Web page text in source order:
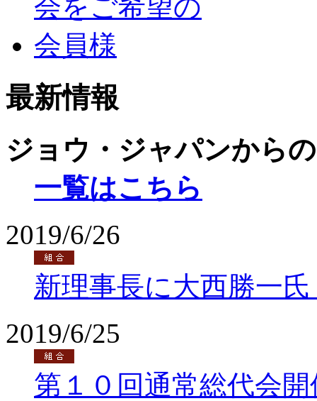
最新情報
ジョウ・ジャパンから
一覧はこちら
2019/6/26
新理事長に大西勝一
2019/6/25
第１０回通常総代会開